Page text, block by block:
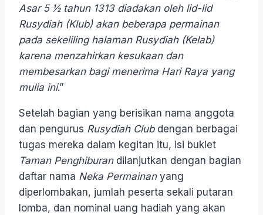
Asar 5 ½ tahun 1313 diadakan oleh lid-lid
Rusydiah (Klub) akan beberapa permainan
pada sekeliling halaman Rusydiah (Kelab)
karena menzahirkan kesukaan dan
membesarkan bagi menerima Hari Raya yang
mulia ini.”
Setelah bagian yang berisikan nama anggota
dan pengurus Rusydiah Clubdengan berbagai
tugas mereka dalam kegitan itu, isi buklet
Taman Penghiburandilanjutkan dengan bagian
daftar nama Neka Permainanyang
diperlombakan, jumlah peserta sekali putaran
lomba, dan nominal uang hadiah yang akan